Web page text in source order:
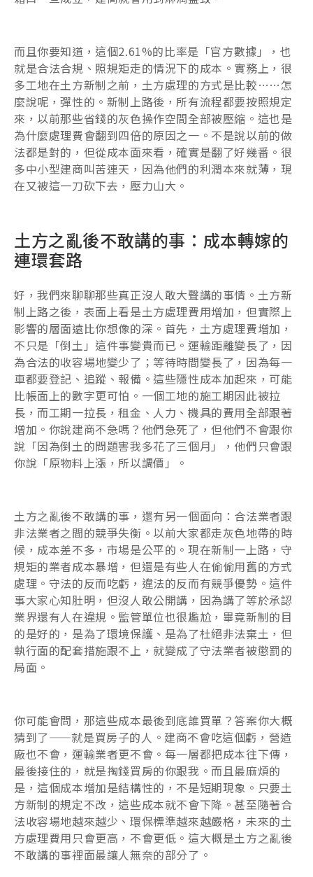
而且你要知道，這個2.61%的比率是「官方數據」，也
就是合法合規、照規矩走的情況下的成本。實務上，很
多工地在土方新制之前，土方處理的方式是比較……怎
麼說呢，彈性的。新制上路後，所有流程都要按照規定
來，以前那些省錢的灰色操作空間全部被壓縮。這也是
為什麼處理費會翻到四倍的原因之一。不是說以前的做
法都是對的，但從成本面來看，確實是翻了好幾番。很
多中小型建商叫苦連天，因為他們的利潤本來就薄，現
在又被這一刀砍下去，壓力山大。
土方之亂後不敢講的事：成本轉嫁的
連環套路
好，我們來聊聊那些真正沒人敢大聲講的事情。土方新
制上路之後，表面上看是土方處理費用增加，但實際上
影響的層面遠比你想像的深。首先，土方處理費增加，
不只是「倒土」這件事變貴而已。運輸距離變長了，因
為合法的收容場地變少了；等待時間變長了，因為每一
車都要登記、追蹤、報備。這些隱性成本加起來，可能
比帳面上的數字更可怕。一個工地的施工期因此被拉
長，而工期一拉長，租金、人力、機具的費用全部跟著
增加。你說建商不急嗎？他們急死了，但他們不會跟你
說「因為倒土的問題害我多花了三個月」，他們只會跟
你說「原物料上漲，所以調價」。
土方之亂後不敢講的事，還有另一個面向：合法業者跟
非法業者之間的競爭失衡。以前大家都走灰色地帶的時
候，成本差不多，市場是公平的。現在新制一上路，守
規矩的業者成本暴增，但還是有些人在偷偷用舊的方式
處理。守法的反而吃虧，違法的反而有競爭優勢。這件
事大家心知肚明，但沒人敢公開講，因為講了等於承認
業界還有人在違規。監管單位也很尷尬，畢竟新制的目
的是好的，是為了環境保護、是為了杜絕非法棄土，但
執行面的配套措施跟不上，就變成了守法業者被懲罰的
局面。
你可能會問，那這些成本最後到底誰買單？答案你大概
猜到了——就是買房子的人。建商不會吃這個虧，營造
廠也不會，運輸業者更不會。每一層都把成本往下傳，
最後接住的，就是掏錢買房的你跟我。而且最麻煩的
是，這個成本增加是結構性的，不是短期現象。只要土
方新制的規定不改，這些成本就不會下降。甚至隨著合
法收容場地越來越少、環保標準越來越嚴格，未來的土
方處理費用只會更高，不會更低。這大概是土方之亂後
不敢講的事裡面最讓人無奈的部分了。